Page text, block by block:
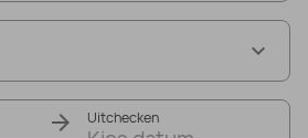
Uitchecken